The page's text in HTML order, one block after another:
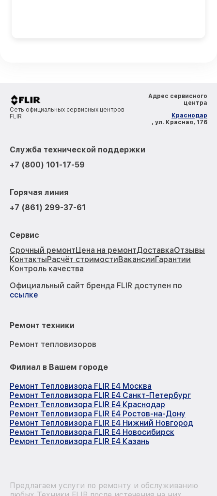
Сеть официальных сервисных центров
FLIR
Адрес сервисного
центра
Краснодар
, ул. Красная, 176
Служба технической поддержки
+7 (800) 101-17-59
Горячая линия
+7 (861) 299-37-61
Сервис
Срочный ремонтЦена на ремонтДоставкаОтзывы
КонтактыРасчёт стоимостиВакансииГарантии
Контроль качества
Официальный сайт бренда FLIR доступен по
ссылке
Ремонт техники
Ремонт тепловизоров
Филиал в Вашем городе
Ремонт Тепловизора FLIR E4 Москва
Ремонт Тепловизора FLIR E4 Санкт-Петербург
Ремонт Тепловизора FLIR E4 Краснодар
Ремонт Тепловизора FLIR E4 Ростов-на-Дону
Ремонт Тепловизора FLIR E4 Нижний Новгород
Ремонт Тепловизора FLIR E4 Новосибирск
Ремонт Тепловизора FLIR E4 Казань
Предлагаем услуги по ремонту и обслуживанию